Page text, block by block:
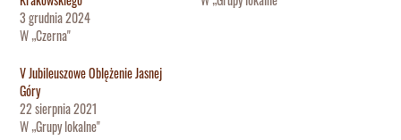
3 grudnia 2024
W „Czerna"
V Jubileuszowe Oblężenie Jasnej
Góry
22 sierpnia 2021
W „Grupy lokalne"